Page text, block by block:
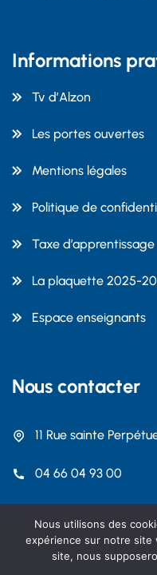
Informations
Tv d’Alzon
Les portes ouvertes
Mentions légales
Politique de
Taxe d’apprentissage
La plaquette 2025-
Espace enseignants
Nous contacter
11 Rue sainte
04 66 04 93 00
Nous utilisons des
expérience sur notre site
site, nous